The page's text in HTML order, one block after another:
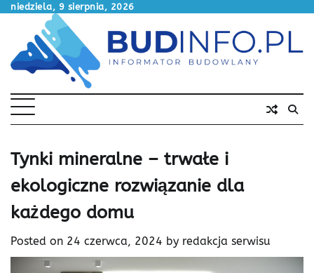
Skip
content
niedziela, 9 sierpnia, 2026
Tynki mineralne – trwałe i
ekologiczne rozwiązanie dla
każdego domu
Posted on 24 czerwca, 2024 by redakcja serwisu